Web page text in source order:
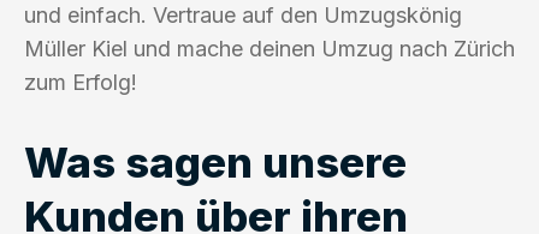
und einfach. Vertraue auf den Umzugskönig
Müller Kiel und mache deinen Umzug nach Zürich
zum Erfolg!
Was sagen unsere
Kunden über ihren